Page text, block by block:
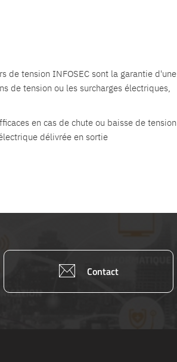
de tension INFOSEC sont la garantie d'une
de tension ou les surcharges électriques,
en cas de chute ou baisse de tension
délivrée en sortie
Contact